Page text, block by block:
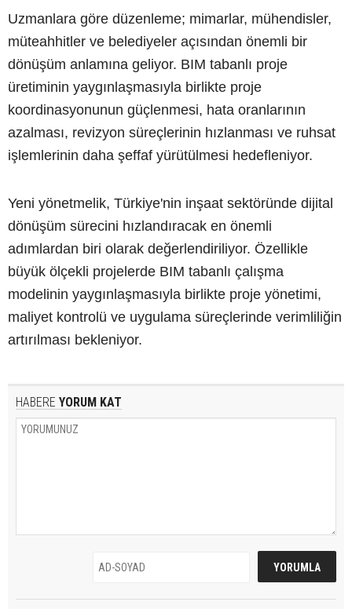
Uzmanlara göre düzenleme; mimarlar, mühendisler,
müteahhitler ve belediyeler açısından önemli bir
dönüşüm anlamına geliyor. BIM tabanlı proje
üretiminin yaygınlaşmasıyla birlikte proje
koordinasyonunun güçlenmesi, hata oranlarının
azalması, revizyon süreçlerinin hızlanması ve ruhsat
işlemlerinin daha şeffaf yürütülmesi hedefleniyor.
Yeni yönetmelik, Türkiye'nin inşaat sektöründe dijital
dönüşüm sürecini hızlandıracak en önemli
adımlardan biri olarak değerlendiriliyor. Özellikle
büyük ölçekli projelerde BIM tabanlı çalışma
modelinin yaygınlaşmasıyla birlikte proje yönetimi,
maliyet kontrolü ve uygulama süreçlerinde verimliliğin
artırılması bekleniyor.
HABERE YORUM KAT